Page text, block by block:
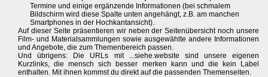
Termine und einige ergänzende Informationen (bei schmalem
Bildschirm wird diese Spalte unten angehängt, z.B. am manchen
Smartphones in der Hochkantansicht).
Auf dieser Seite präsentieren wir neben der Seitenübersicht noch unsere
Film- und Materialsammlungen sowie ausgewählte andere Informationen
und Angebote, die zum Themenbereich passen.
Und übrigens: Die URLs mit ...siehe.website sind unsere eigenen
Kurzlinks, die mensch sich besser merken kann und die kein Label
enthalten. Mit ihnen kommst du direkt auf die passenden Themenseiten.